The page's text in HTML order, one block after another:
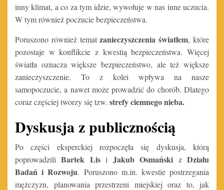
inny klimat, a co za tym idzie, wywołuje w nas inne uczucia.
W tym również poczucie bezpieczeństwa.
Poruszono również tematzanieczyszczenia światłem, które
pozostaje w konflikcie z kwestią bezpieczeństwa. Więcej
światła oznacza większe bezpieczeństwo, ale też większe
zanieczyszczenie. To z kolei wpływa na nasze
samopoczucie, a nawet może prowadzić do chorób. Dlatego
coraz częściej tworzy się tzw. strefy ciemnego nieba.
Dyskusja z publicznością
Po części eksperckiej rozpoczęła się dyskusja, którą
poprowadziliBartek Lisi Jakub Osmański zDziału
Badań i Rozwoju. Poruszono m.in. kwestie postrzegania
mężczyzn, planowania przestrzeni miejskiej oraz to, jak